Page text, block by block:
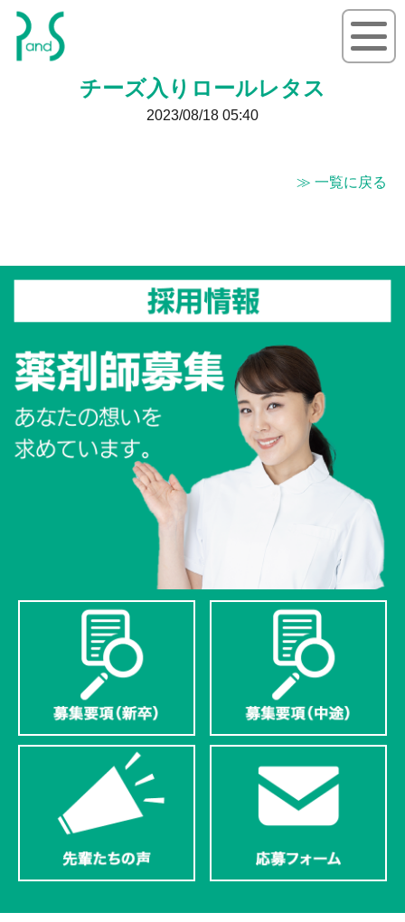
チーズ入りロールレタス
2023/08/18 05:40
≫ 一覧に戻る